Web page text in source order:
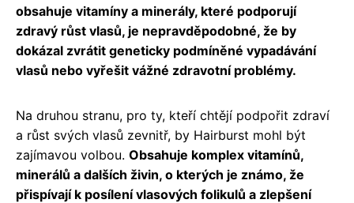
obsahuje vitamíny a minerály, které podporují
zdravý růst vlasů, je nepravděpodobné, že by
dokázal zvrátit geneticky podmíněné vypadávání
vlasů nebo vyřešit vážné zdravotní problémy.
Na druhou stranu, pro ty, kteří chtějí podpořit zdraví
a růst svých vlasů zevnitř, by Hairburst mohl být
zajímavou volbou. Obsahuje komplex vitamínů,
minerálů a dalších živin, o kterých je známo, že
přispívají k posílení vlasových folikulů a zlepšení